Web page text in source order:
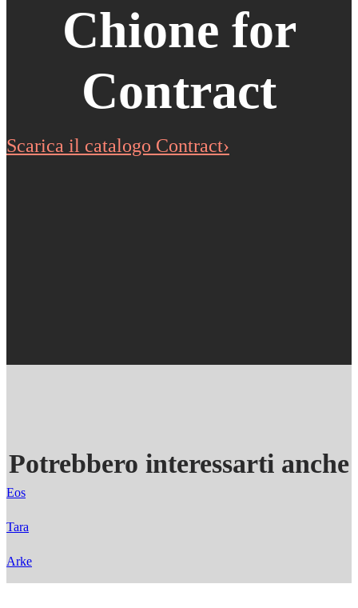
Chione for
Contract
Scarica il catalogo Contract›
Potrebbero interessarti anche
Eos
Tara
Arke